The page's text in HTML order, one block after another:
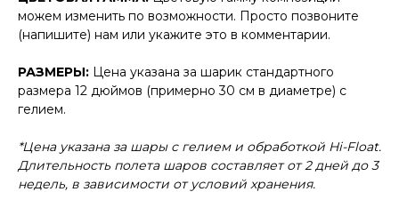
можем изменить по возможности. Просто позвоните
(напишите) нам или укажите это в комментарии.
РАЗМЕРЫ: Цена указана за шарик стандартного
размера 12 дюймов (примерно 30 см в диаметре) с
гелием.
*Цена указана за шары с гелием и обработкой Hi-Float.
Длительность полета шаров составляет от 2 дней до 3
недель, в зависимости от условий хранения.